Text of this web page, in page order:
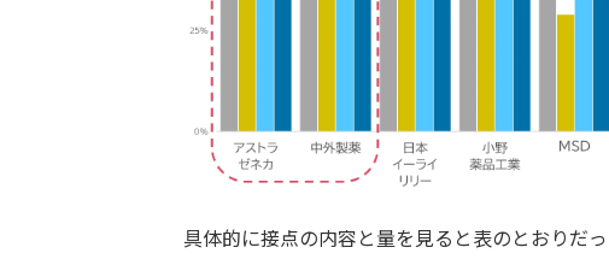
具体的に接点の内容と量を見ると表のとおりだ